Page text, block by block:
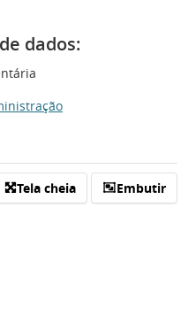
dados:
Tela cheia Embutir